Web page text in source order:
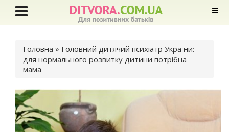
Ви є тут
Головна » Головний дитячий психіатр України:
для нормального розвитку дитини потрібна
мама